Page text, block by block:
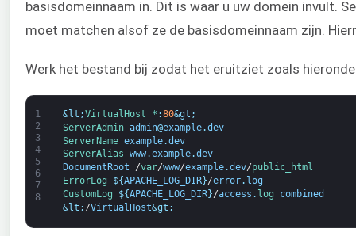
basisdomeinnaam in. Dit is waar u uw domein invult.
moet matchen alsof ze de basisdomeinnaam zijn.
Werk het bestand bij zodat het eruitziet zoals
1
2
3
4
5
6
7
8
&lt;VirtualHost * :80&gt;
ServerAdmin admin@example.dev
ServerName example.dev
ServerAlias www.example.dev
DocumentRoot
/var/www/example.dev/public_html
ErrorLog
${APACHE_LOG_DIR}/error. log
CustomLog
${APACHE_LOG_DIR}/access . log
combined
&lt; /VirtualHost&gt;